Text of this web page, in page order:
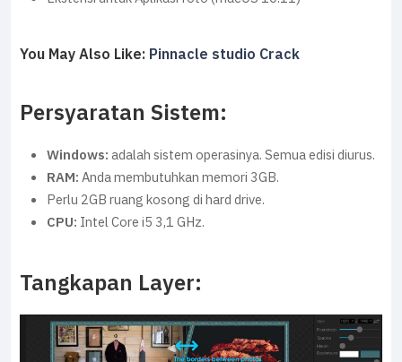
You May Also Like: Pinnacle studio Crack
Persyaratan Sistem:
Windows:adalah sistem operasinya. Semua edisi diurus.
RAM:Anda membutuhkan memori 3GB.
Perlu 2GB ruang kosong di hard drive.
CPU: Intel Core i5 3,1 GHz.
Tangkapan Layer: